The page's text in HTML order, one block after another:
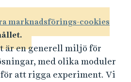
e
marknadsförings-cookies
är en generell miljö för
med olika moduler
för att rigga experiment. Vi